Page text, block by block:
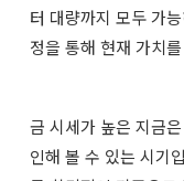
터 대량까지 모두 가
정을 통해 현재 가치
금 시세가 높은 지금
인해 볼 수 있는 시기